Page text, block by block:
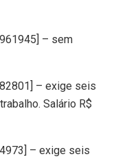
– sem
– exige seis
Salário R$
– exige seis